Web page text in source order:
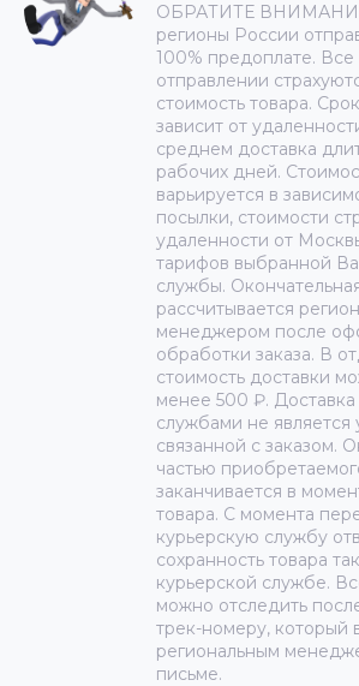
ОБРАТИТЕ
регионы России
100% предоплате.
отправлении
стоимость товара.
зависит от
среднем доставка
рабочих дней.
варьируется в
посылки, стоимости
удаленности от
тарифов выбранной
службы.
рассчитывается
менеджером после
обработки заказа. В
стоимость доставки
менее 500 ₽.
службами не является
связанной с заказом.
частью
заканчивается в
товара. С момента
курьерскую службу
сохранность товара
курьерской службе.
можно отследить
трек-номеру, который
региональным
письме.